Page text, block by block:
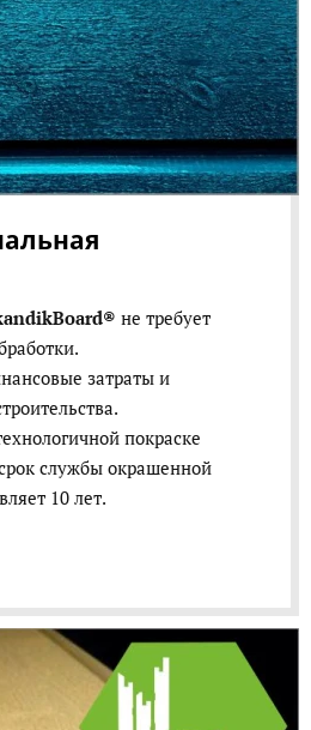
не требует
затраты и
покраске
службы окрашенной
10 лет.​​